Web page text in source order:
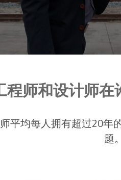
师和设计师在
平均每人拥有超过20年
题。